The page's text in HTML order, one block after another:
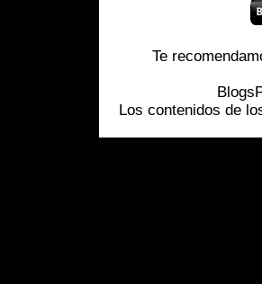
Te
Los contenidos de